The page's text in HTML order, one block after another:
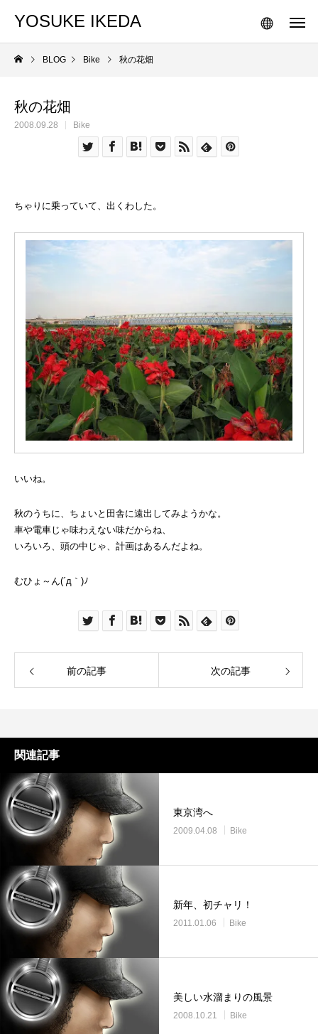
YOSUKE IKEDA
BLOG Bike 秋の花畑
秋の花畑
2008.09.28 Bike
ちゃりに乗っていて、出くわした。
いいね。
秋のうちに、ちょいと田舎に遠出してみようかな。
車や電車じゃ味わえない味だからね、
いろいろ、頭の中じゃ、計画はあるんだよね。
むひょ～ん(´д｀)ﾉ
前の記事 次の記事
関連記事
東京湾へ
2009.04.08 Bike
新年、初チャリ！
2011.01.06 Bike
美しい水溜まりの風景
2008.10.21 Bike